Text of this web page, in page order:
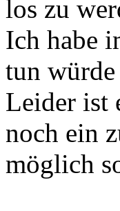
los zu
Ich habe
tun würde
Leider ist
noch ein
möglich